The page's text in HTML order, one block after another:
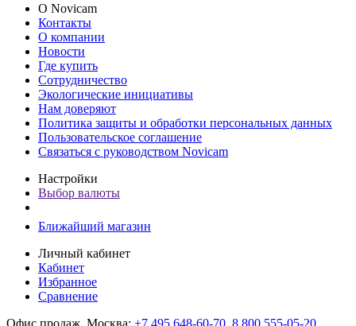
О Novicam
Контакты
О компании
Новости
Где купить
Сотрудничество
Экологические инициативы
Нам доверяют
Политика защиты и обработки персональных данных
Пользовательское соглашение
Связаться с руководством Novicam
Настройки
Выбор валюты
Ближайший магазин
Личный кабинет
Кабинет
Избранное
Сравнение
Офис продаж, Москва: +7 495 648-60-70, 8 800 555-05-20